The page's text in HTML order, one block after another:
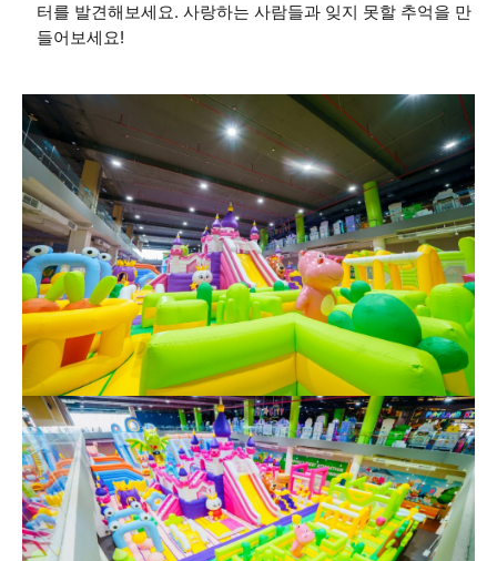
터를 발견해보세요. 사랑하는 사람들과 잊지 못할 추억을 만
들어보세요!